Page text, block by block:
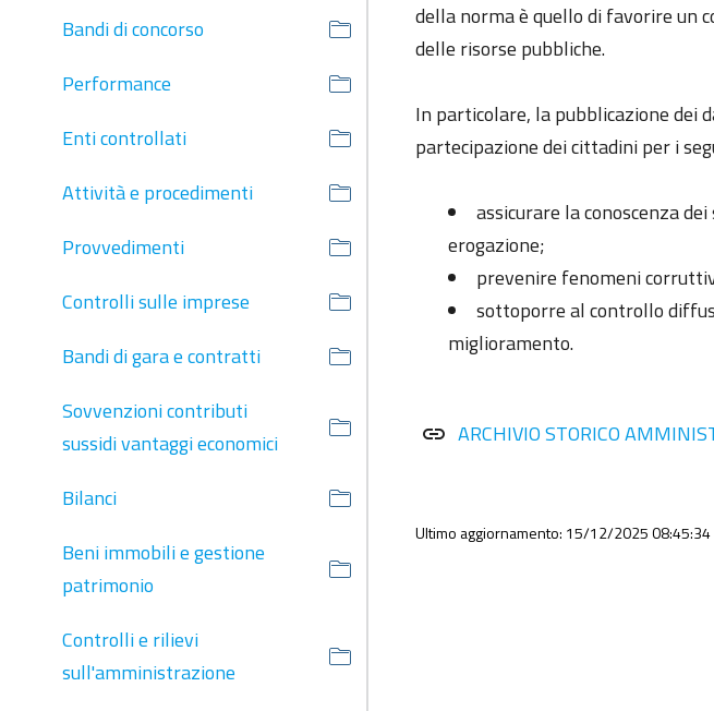
Bandi di concorso
Performance
Enti controllati
Attività e procedimenti
Provvedimenti
Controlli sulle imprese
Bandi di gara e contratti
Sovvenzioni contributi
sussidi vantaggi economici
Bilanci
Beni immobili e gestione
patrimonio
Controlli e rilievi
sull'amministrazione
della norma è quello di favorire un
delle risorse pubbliche.
In particolare, la pubblicazione dei
partecipazione dei cittadini per i
assicurare la conoscenza
erogazione;
prevenire fenomeni
sottoporre al controllo
miglioramento.
link ARCHIVIO STORICO
Ultimo aggiornamento: 15/12/2025 08:45:34